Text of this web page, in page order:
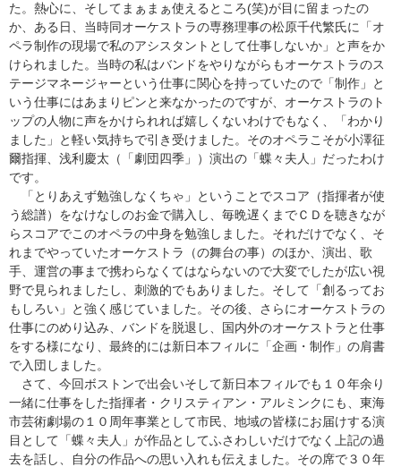
た。熱心に、そしてまぁまぁ使えるところ(笑)が目に留まったの
か、ある日、当時同オーケストラの専務理事の松原千代繁氏に「オ
ペラ制作の現場で私のアシスタントとして仕事しないか」と声をか
けられました。当時の私はバンドをやりながらもオーケストラのス
テージマネージャーという仕事に関心を持っていたので「制作」と
いう仕事にはあまりピンと来なかったのですが、オーケストラのト
ップの人物に声をかけられれば嬉しくないわけでもなく、「わかり
ました」と軽い気持ちで引き受けました。そのオペラこそが小澤征
爾指揮、浅利慶太（「劇団四季」）演出の「蝶々夫人」だったわけ
です。
「とりあえず勉強しなくちゃ」ということでスコア（指揮者が使
う総譜）をなけなしのお金で購入し、毎晩遅くまでＣＤを聴きなが
らスコアでこのオペラの中身を勉強しました。それだけでなく、そ
れまでやっていたオーケストラ（の舞台の事）のほか、演出、歌
手、運営の事まで携わらなくてはならないので大変でしたが広い視
野で見られましたし、刺激的でもありました。そして「創るってお
もしろい」と強く感じていました。その後、さらにオーケストラの
仕事にのめり込み、バンドを脱退し、国内外のオーケストラと仕事
をする様になり、最終的には新日本フィルに「企画・制作」の肩書
で入団しました。
さて、今回ボストンで出会いそして新日本フィルでも１０年余り
一緒に仕事をした指揮者・クリスティアン・アルミンクにも、東海
市芸術劇場の１０周年事業として市民、地域の皆様にお届けする演
目として「蝶々夫人」が作品としてふさわしいだけでなく上記の過
去を話し、自分の作品への思い入れも伝えました。その席で３０年